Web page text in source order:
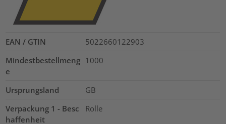
EAN / GTIN
5022660122903
Mindestbestellmeng
e
1000
Ursprungsland
GB
Verpackung 1 - Besc
haffenheit
Rolle